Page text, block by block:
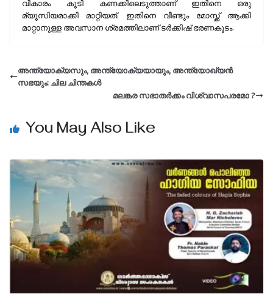
വികാരം കൂടി കണക്കിലെടുത്താണ് ഇതിനെ ഒരു
മ്യൂസിയമാക്കി മാറ്റിയത്. ഇതിനെ വീണ്ടും മോസ്ക്ക് ആക്കി
മാറ്റാനുള്ള അവസാന ശ്രമത്തിലാണ് ടര്‍ക്കിഷ് ഭരണകൂടം.
അന്ത്യോക്യസും, അന്ത്യോക്യയായും, അന്ത്യോഖ്യൻ
സഭയും: ചില ചിന്തകൾ
മലങ്കര സഭാതർക്കം വിശ്വാസപരമോ ?
You May Also Like